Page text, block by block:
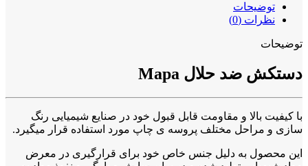
توضیحات
نظرات (0)
توضیحات
دستکش ضد حلال Mapa
با کیفیت بالا و مقاومت قابل قبول خود در صنایع شیمیایی رنگ
سازی و مراحل مختلف پروسه ی چاپ مورد استفاده قرار میگیرد.
این محصول به دلیل جنس خاص خود برای قرارگیری در معرض